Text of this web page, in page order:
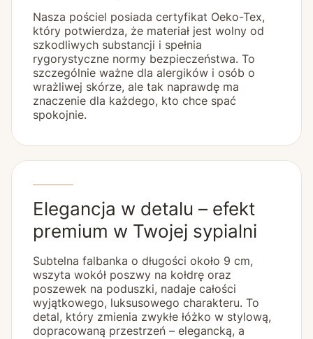
Nasza pościel posiada certyfikat Oeko-Tex,
który potwierdza, że materiał jest wolny od
szkodliwych substancji i spełnia
rygorystyczne normy bezpieczeństwa. To
szczególnie ważne dla alergików i osób o
wrażliwej skórze, ale tak naprawdę ma
znaczenie dla każdego, kto chce spać
spokojnie.
Elegancja w detalu – efekt
premium w Twojej sypialni
Subtelna falbanka o długości około 9 cm,
wszyta wokół poszwy na kołdrę oraz
poszewek na poduszki, nadaje całości
wyjątkowego, luksusowego charakteru. To
detal, który zmienia zwykłe łóżko w stylową,
dopracowaną przestrzeń – elegancką, a